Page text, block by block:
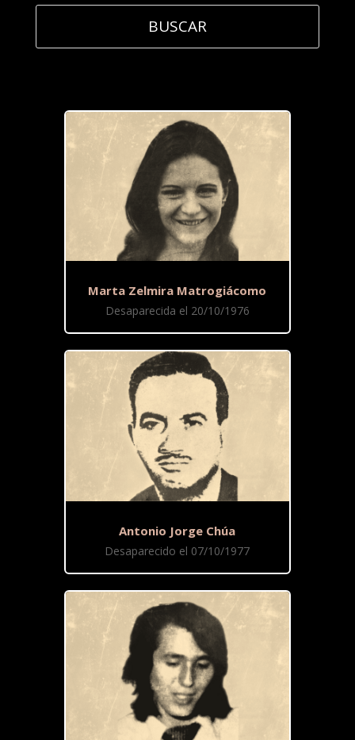
Marta Zelmira Matrogiácomo
Desaparecida el 20/10/1976
Antonio Jorge Chúa
Desaparecido el 07/10/1977